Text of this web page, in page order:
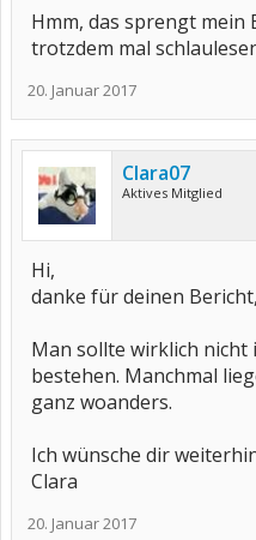
Hmm, das sprengt mein
trotzdem mal
20. Januar 2017
Clara07
Aktives Mitglied
Hi,
danke für deinen
Man sollte wirklich nicht
bestehen. Manchmal
ganz woanders.
Ich wünsche dir
Clara
20. Januar 2017